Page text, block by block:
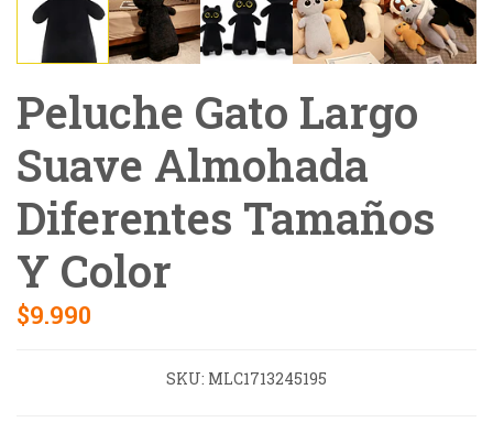
Peluche Gato Largo
Suave Almohada
Diferentes Tamaños
Y Color
$9.990
SKU: MLC1713245195